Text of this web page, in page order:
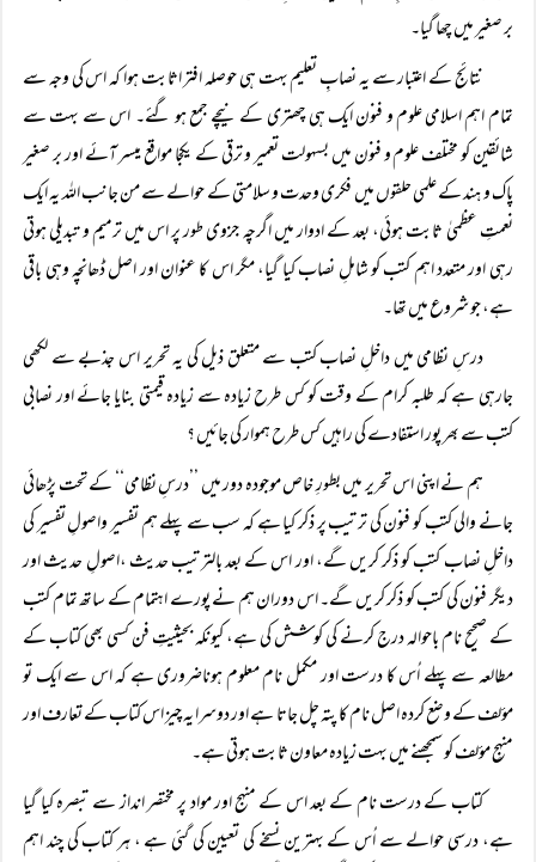
بر صغیر میں چھا گیا۔
نتائج کے اعتبار سے یہ نصابِ تعلیم بہت ہی حوصلہ افتر اثابت ہوا کہ اس کی وجہ سے
تمام اہم اسلامی علوم و فنون ایک ہی چھتری کے نیچے جمع ہو گئے۔ اس سے بہت سے
شائقین کو مختلف علوم و فنون میں بسہولت تعمیر و ترقی کے یکجا مواقع میسر آئے اور بر صغیر
پاک و ہند کے علمی حلقوں میں فکری وحدت و سلامتی کے حوالے سے من جانب اللہ یہ ایک
نعمتِ عظمیٰ ثابت ہوئی، بعد کے ادوار میں اگرچہ جزوی طور پر اس میں ترمیم و تبدیلی ہوتی
رہی اور متعدد اہم کتب کو شاملِ نصاب کیا گیا، مگر اس کا عنوان اور اصل ڈھانچہ وہی باقی
ہے، جو شروع میں تھا۔
درسِ نظامی میں داخلِ نصاب کتب سے متعلق ذیل کی یہ تحریر اس جذبے سے لکھی
جارہی ہے کہ طلبہ کرام کے وقت کو کس طرح زیادہ سے زیادہ قیمتی بنایا جائے اور نصابی
کتب سے بھر پور استفادے کی راہیں کس طرح ہموار کی جائیں ؟
ہم نے اپنی اس تحریر میں بطورِ خاص موجودہ دور میں ’’درسِ نظامی‘‘ کے تحت پڑھائی
جانے والی کتب کو فنون کی ترتیب پر ذکر کیا ہے کہ سب سے پہلے ہم تفسیر واصولِ تفسیر کی
داخلِ نصاب کتب کو ذکر کریں گے، اور اس کے بعد بالترتیب حدیث ،اصولِ حدیث اور
دیگر فنون کی کتب کو ذکر کریں گے۔ اس دوران ہم نے پورے اہتمام کے ساتھ تمام کتب
کے صحیح نام باحوالہ درج کرنے کی کوشش کی ہے، کیونکہ بحیثیتِ فن کسی بھی کتاب کے
مطالعہ سے پہلے اُس کا درست اور مکمل نام معلوم ہوناضروری ہے کہ اس سے ایک تو
مؤلف کے وضع کردہ اصل نام کا پتہ چل جاتا ہے اور دوسرا یہ چیز اس کتاب کے تعارف اور
منہجِ مؤلف کو سمجھنے میں بہت زیادہ معاون ثابت ہوتی ہے۔
کتاب کے درست نام کے بعد اس کے منہج اور مواد پر مختصر انداز سے تبصرہ کیا گیا
ہے، درسی حوالے سے اُس کے بہترین نسخے کی تعیین کی گئی ہے ، ہر کتاب کی چند اہم